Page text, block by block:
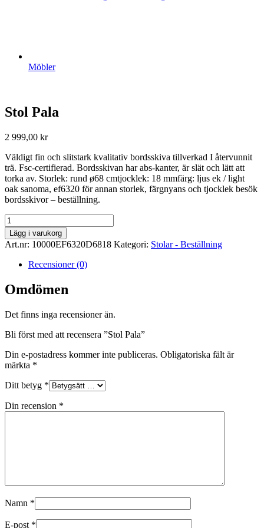
Möbler
Stol Pala
2 999,00 kr
Väldigt fin och slitstark kvalitativ bordsskiva tillverkad I återvunnit
trä. Fsc-certifierad. Bordsskivan har abs-kanter, är slät och lätt att
torka av. Storlek: rund ø68 cmtjocklek: 18 mmfärg: ljus ek / light
oak sanoma, ef6320 för annan storlek, färgnyans och tjocklek besök
bordsskivor – beställning.
Stol
Pala
mängd
Lägg i varukorg
Art.nr: 10000EF6320D6818 Kategori: Stolar - Beställning
Recensioner (0)
Omdömen
Det finns inga recensioner än.
Bli först med att recensera ”Stol Pala”
Din e-postadress kommer inte publiceras. Obligatoriska fält är
märkta *
Ditt betyg *
Din recension *
Namn *
E-post *